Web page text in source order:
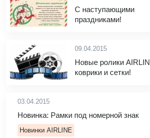
С наступающими
праздниками!
09.04.2015
Новые ролики
коврики и сетки!
03.04.2015
Новинка: Рамки под номерной знак
Новинки AIRLINE